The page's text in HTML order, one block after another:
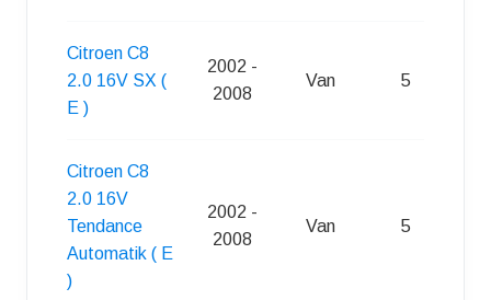
Citroen C8
2.0 16V SX (
E )
2002 -
2008
Van 5
Citroen C8
2.0 16V
Tendance
Automatik ( E
)
2002 -
2008
Van 5